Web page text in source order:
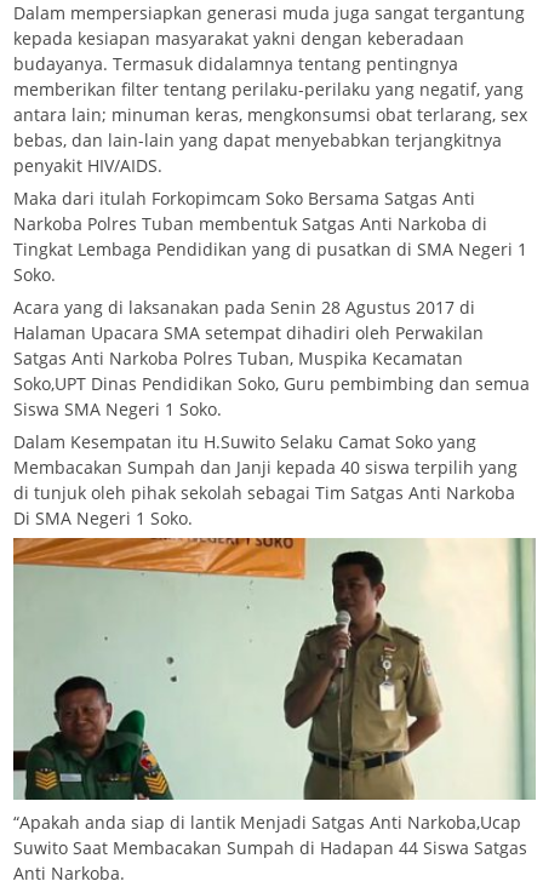
Dalam mempersiapkan generasi muda juga sangat tergantung
kepada kesiapan masyarakat yakni dengan keberadaan
budayanya. Termasuk didalamnya tentang pentingnya
memberikan filter tentang perilaku-perilaku yang negatif, yang
antara lain; minuman keras, mengkonsumsi obat terlarang, sex
bebas, dan lain-lain yang dapat menyebabkan terjangkitnya
penyakit HIV/AIDS.
Maka dari itulah Forkopimcam Soko Bersama Satgas Anti
Narkoba Polres Tuban membentuk Satgas Anti Narkoba di
Tingkat Lembaga Pendidikan yang di pusatkan di SMA Negeri 1
Soko.
Acara yang di laksanakan pada Senin 28 Agustus 2017 di
Halaman Upacara SMA setempat dihadiri oleh Perwakilan
Satgas Anti Narkoba Polres Tuban, Muspika Kecamatan
Soko,UPT Dinas Pendidikan Soko, Guru pembimbing dan semua
Siswa SMA Negeri 1 Soko.
Dalam Kesempatan itu H.Suwito Selaku Camat Soko yang
Membacakan Sumpah dan Janji kepada 40 siswa terpilih yang
di tunjuk oleh pihak sekolah sebagai Tim Satgas Anti Narkoba
Di SMA Negeri 1 Soko.
“Apakah anda siap di lantik Menjadi Satgas Anti Narkoba,Ucap
Suwito Saat Membacakan Sumpah di Hadapan 44 Siswa Satgas
Anti Narkoba.